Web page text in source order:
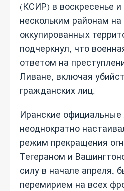
(КСИР) в воскресенье и
нескольким районам на
оккупированных
подчеркнул, что
ответом на
Ливане, включая
гражданских лиц.
Иранские официальные
неоднократно
режим прекращения
Тегераном и
силу в начале апреля,
перемирием на всех